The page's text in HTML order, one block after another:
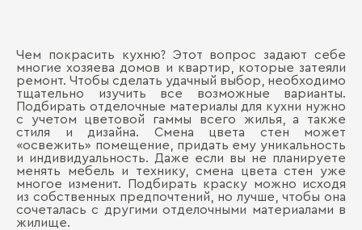
Чем покрасить кухню? Этот вопрос задают себе
многие хозяева домов и квартир, которые затеяли
ремонт. Чтобы сделать удачный выбор, необходимо
тщательно изучить все возможные варианты.
Подбирать отделочные материалы для кухни нужно
с учетом цветовой гаммы всего жилья, а также
стиля и дизайна. Смена цвета стен может
«освежить» помещение, придать ему уникальность
и индивидуальность. Даже если вы не планируете
менять мебель и технику, смена цвета стен уже
многое изменит. Подбирать краску можно исходя
из собственных предпочтений, но лучше, чтобы она
сочеталась с другими отделочными материалами в
жилище.